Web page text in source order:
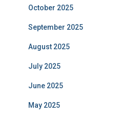
October 2025
September 2025
August 2025
July 2025
June 2025
May 2025